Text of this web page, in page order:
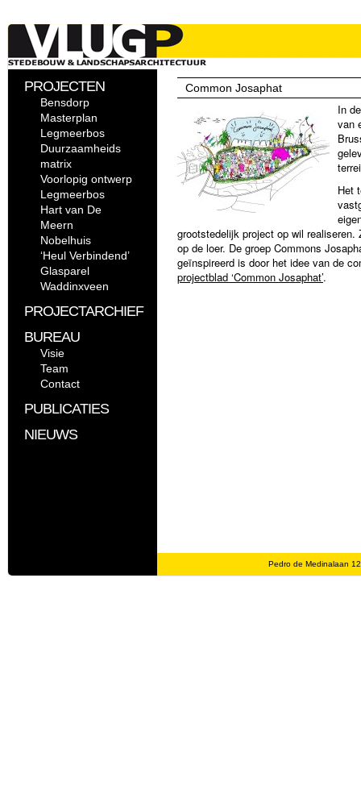
PROJECTEN
Bensdorp
Masterplan
Legmeerbos
Duurzaamheids
matrix
Voorlopig ontwerp
Legmeerbos
Hart van De
Meern
Nobelhuis
‘Heul Verbindend’
Glasparel
Waddinxveen
PROJECTARCHIEF
BUREAU
Visie
Team
Contact
PUBLICATIES
NIEUWS
Common Josaphat
In
van
Het
grootstedelijk project op wil realiseren.
op de loer. De groep Commons
geïnspireerd is door het idee van de
projectblad ‘Common Josaphat’.
Pedro de Medinalaan